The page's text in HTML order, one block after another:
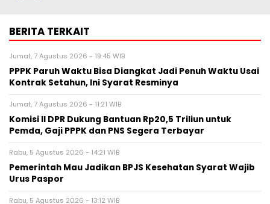
BERITA TERKAIT
Jumat, 7 Agustus 2026 - 19:45 WIB
PPPK Paruh Waktu Bisa Diangkat Jadi Penuh Waktu Usai
Kontrak Setahun, Ini Syarat Resminya
Jumat, 7 Agustus 2026 - 11:21 WIB
Komisi II DPR Dukung Bantuan Rp20,5 Triliun untuk
Pemda, Gaji PPPK dan PNS Segera Terbayar
Rabu, 5 Agustus 2026 - 14:21 WIB
Pemerintah Mau Jadikan BPJS Kesehatan Syarat Wajib
Urus Paspor
Rabu, 5 Agustus 2026 - 13:12 WIB